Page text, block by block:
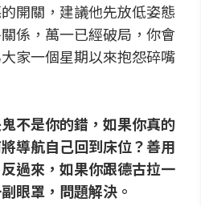
開關，建議他先放低姿態
係，萬一已經破局，你會
家一個星期以來抱怨碎嘴
不是你的錯，如果你真的
導航自己回到床位？善用
過來，如果你跟德古拉一
眼罩，問題解決。